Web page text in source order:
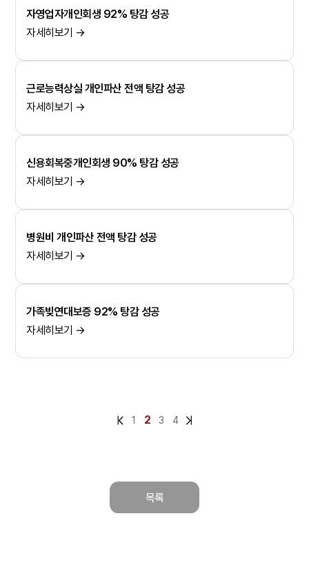
자영업자개인회생 92% 탕감 성공
자세히보기 →
근로능력상실 개인파산 전액 탕감 성공
자세히보기 →
신용회복중개인회생 90% 탕감 성공
자세히보기 →
병원비 개인파산 전액 탕감 성공
자세히보기 →
가족빚연대보증 92% 탕감 성공
자세히보기 →
1 2 3 4
목록